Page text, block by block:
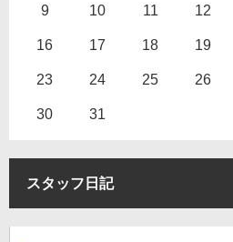
9 10 11 12
16 17 18 19
23 24 25 26
30 31
スタッフ日記